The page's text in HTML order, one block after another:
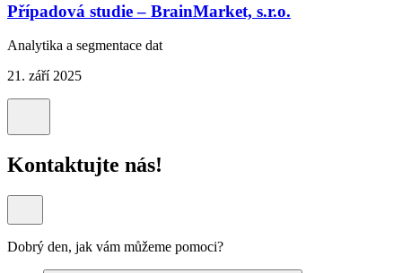
Případová studie – BrainMarket, s.r.o.
Analytika a segmentace dat
21. září 2025
Kontaktujte nás!
Dobrý den, jak vám můžeme pomoci?